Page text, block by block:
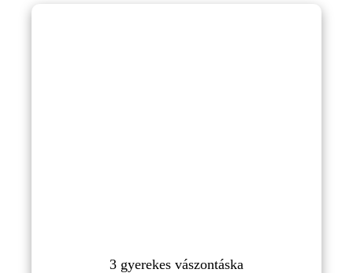
3 gyerekes vászontáska